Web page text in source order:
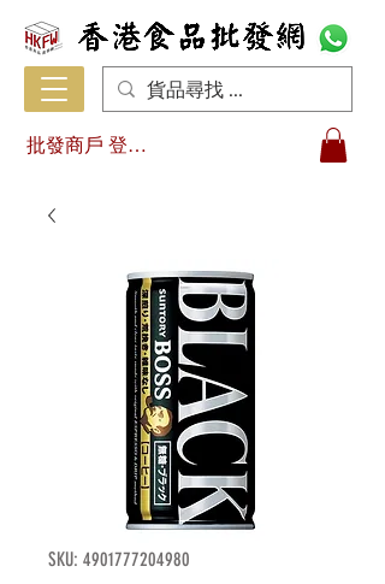
批發商戶 登入/註冊
SKU: 4901777204980